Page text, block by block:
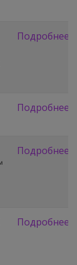
Подробнее
Подробнее
Подробнее
Подробнее